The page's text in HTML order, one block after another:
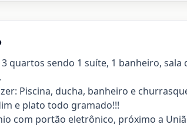
3 quartos sendo 1 suíte, 1 banheiro,
Piscina, ducha, banheiro e
e plato todo gramado!!!
com portão eletrônico, próximo a